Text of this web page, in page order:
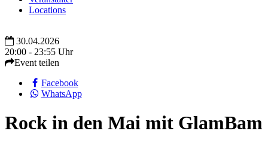
Locations
30.04.2026
20:00 - 23:55 Uhr
Event teilen
Facebook
WhatsApp
Rock in den Mai mit GlamBam